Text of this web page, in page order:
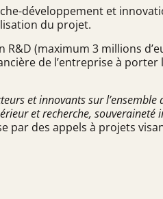
développement et
du projet.
R&D (maximum3 millions
de l’entreprise à porter
et innovants sur
et recherche, souveraineté
par desappels à projets